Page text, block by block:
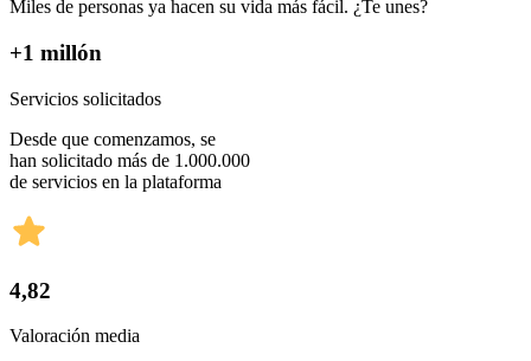
Miles de personas ya hacen su vida más fácil. ¿Te unes?
+1 millón
Servicios solicitados
Desde que comenzamos, se
han solicitado más de 1.000.000
de servicios en la plataforma
4,82
Valoración media